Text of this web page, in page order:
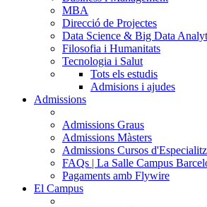
MBA
Direcció de Projectes
Data Science & Big Data
Filosofia i Humanitats
Tecnologia i Salut
Tots els estudis
Admisions i ajudes
Admissions
Admissions Graus
Admissions Màsters
Admissions Cursos
FAQs | La Salle Campus
Pagaments amb Flywire
El Campus